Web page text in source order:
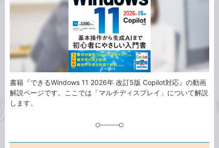
リ
書籍『できるWindows 11 2026年 改訂5版 Copilot対応』の動画
解説ページです。ここでは「マルチディスプレイ」について解説
します。